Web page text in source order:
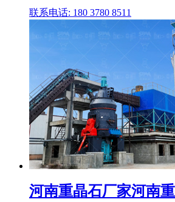
联系电话: 180 3780 8511
河南重晶石厂家河南